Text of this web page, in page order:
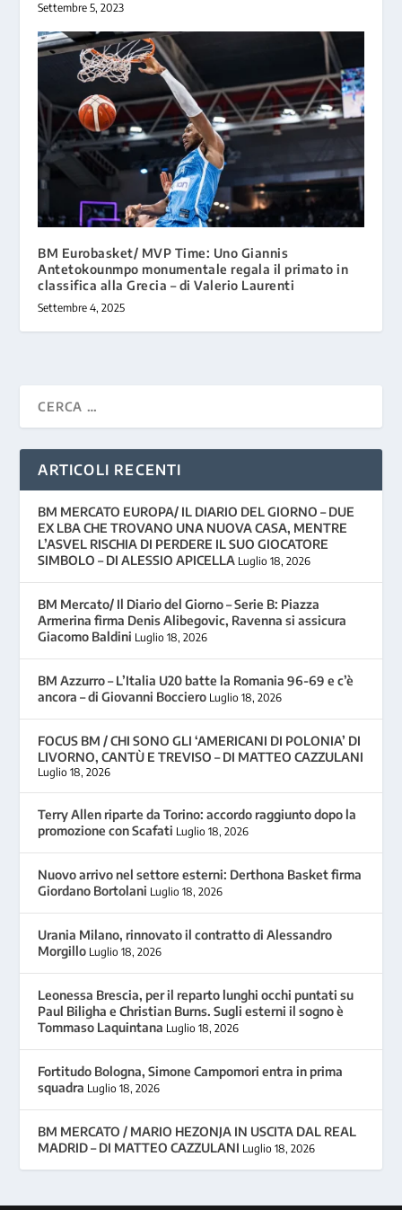
Settembre 5, 2023
BM Eurobasket/ MVP Time: Uno Giannis
Antetokounmpo monumentale regala il primato in
classifica alla Grecia – di Valerio Laurenti
Settembre 4, 2025
ARTICOLI RECENTI
BM MERCATO EUROPA/ IL DIARIO DEL GIORNO – DUE
EX LBA CHE TROVANO UNA NUOVA CASA, MENTRE
L’ASVEL RISCHIA DI PERDERE IL SUO GIOCATORE
SIMBOLO – DI ALESSIO APICELLA Luglio 18, 2026
BM Mercato/ Il Diario del Giorno – Serie B: Piazza
Armerina firma Denis Alibegovic, Ravenna si assicura
Giacomo Baldini Luglio 18, 2026
BM Azzurro – L’Italia U20 batte la Romania 96-69 e c’è
ancora – di Giovanni Bocciero Luglio 18, 2026
FOCUS BM / CHI SONO GLI ‘AMERICANI DI POLONIA’ DI
LIVORNO, CANTÙ E TREVISO – DI MATTEO CAZZULANI
Luglio 18, 2026
Terry Allen riparte da Torino: accordo raggiunto dopo la
promozione con Scafati Luglio 18, 2026
Nuovo arrivo nel settore esterni: Derthona Basket firma
Giordano Bortolani Luglio 18, 2026
Urania Milano, rinnovato il contratto di Alessandro
Morgillo Luglio 18, 2026
Leonessa Brescia, per il reparto lunghi occhi puntati su
Paul Biligha e Christian Burns. Sugli esterni il sogno è
Tommaso Laquintana Luglio 18, 2026
Fortitudo Bologna, Simone Campomori entra in prima
squadra Luglio 18, 2026
BM MERCATO / MARIO HEZONJA IN USCITA DAL REAL
MADRID – DI MATTEO CAZZULANI Luglio 18, 2026